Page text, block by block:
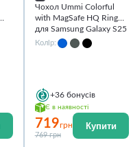
Чохол Ummi Colorful
with MagSafe HQ Ring
для Samsung Galaxy S25
Ultra
Колір:
+36 бонусів
Є в наявності
719грн
769 грн
Купити